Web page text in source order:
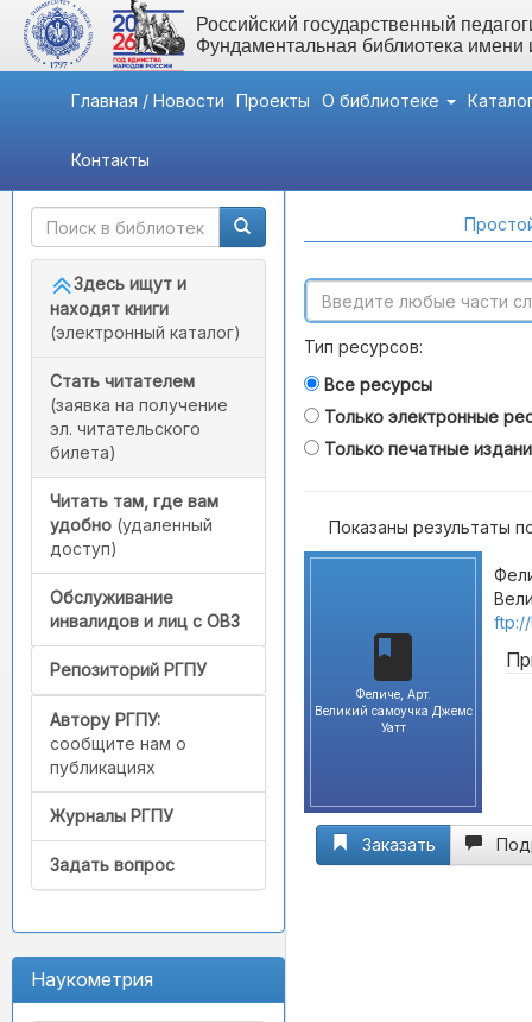
Российский государственный
Фундаментальная библиотека
Главная / Новости Проекты О библиотеке
Контакты
Быстрый доступ
Здесь ищут и
находят книги
(электронный каталог)
Стать читателем
(заявка на получение
эл. читательского
билета)
Читать там, где вам
удобно (удаленный
доступ)
Обслуживание
инвалидов и лиц с ОВЗ
Репозиторий РГПУ
Автору РГПУ:
сообщите нам о
публикациях
Журналы РГПУ
Задать вопрос
Наукометрия
Тип ресурсов:
Все ресурсы
Только электронные
Только печатные
Показаны результаты
Феличе, Арт.
Великий самоучка Джемс
Уатт
Заказать